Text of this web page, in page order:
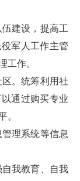
建设，提高工
军人工作主管
工作。
。统筹利用社
通过购买专业
。
理系统等信息
我教育、自我